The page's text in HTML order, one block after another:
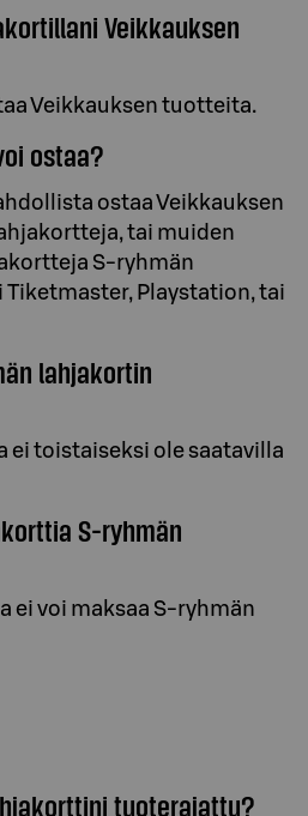
Veikkauksen
Veikkauksen tuotteita.
ostaa?
ostaa Veikkauksen
tai muiden
S-ryhmän
Tiketmaster, Playstation, tai
lahjakortin
ei toistaiseksi ole saatavilla
S-ryhmän
ei voi maksaa S-ryhmän
tuoterajattu?